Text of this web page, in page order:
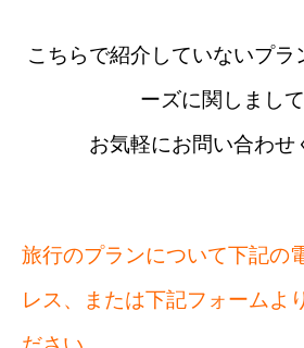
こちらで紹介していないプラ
ーズに関しまして
お気軽にお問い合わせ
旅行のプランについて下記の
レス、または下記フォームよ